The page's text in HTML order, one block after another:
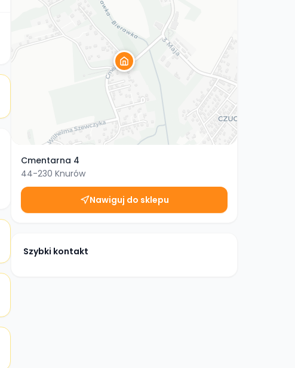
Cmentarna 4
44-230 Knurów
Nawiguj do sklepu
Szybki kontakt